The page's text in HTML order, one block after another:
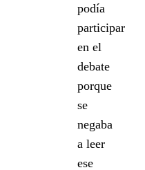
podía
participar
en el
debate
porque
se
negaba
a leer
ese